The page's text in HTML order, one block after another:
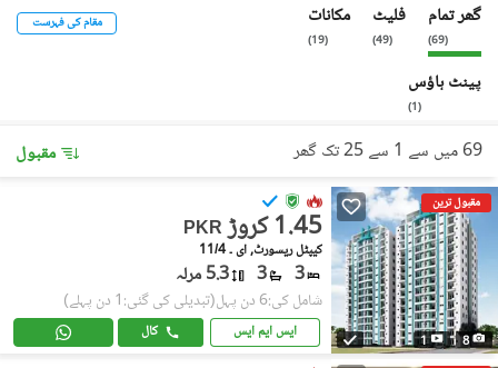
گھر تمام
(
69
)
فلیٹ
(
49
)
مکانات
(
19
)
پینٹ ہاؤس
(
1
)
مقام کی فہرست
69 میں سے 1 سے 25 تک گھر مقبول
مقبول ترین
8
1
PKR 1.45 کروڑ
کیپٹل ریسورٹ, ای ۔ 11/4
3
3 5.3 مرلہ
شامل کی:6 دن پہل (تبدیلی کی گئی:1 دن پہلے)
ایس ایم ایس کال